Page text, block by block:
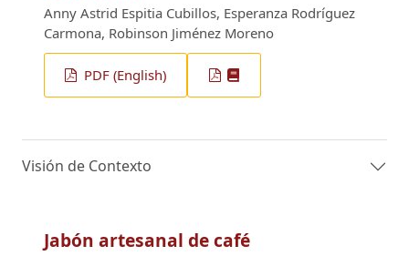
Anny Astrid Espitia Cubillos, Esperanza Rodríguez
Carmona, Robinson Jiménez Moreno
PDF (English)
Visión de Contexto
Jabón artesanal de café